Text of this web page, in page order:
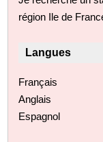
région Ile de
Langues
Français
Anglais
Espagnol